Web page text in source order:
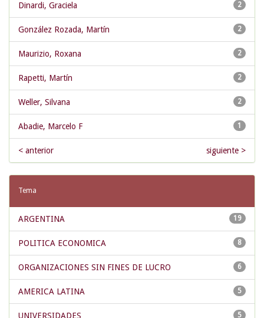
2
Dinardi, Graciela
2
González Rozada, Martín
2
Maurizio, Roxana
2
Rapetti, Martín
2
Weller, Silvana
1
Abadie, Marcelo F
< anterior siguiente >
Tema
19
ARGENTINA
8
POLITICA ECONOMICA
6
ORGANIZACIONES SIN FINES DE LUCRO
5
AMERICA LATINA
5
UNIVERSIDADES